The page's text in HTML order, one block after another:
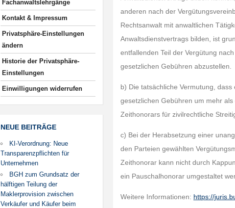
Fachanwaltslehrgänge
Kontakt & Impressum
Privatsphäre-Einstellungen
ändern
Historie der Privatsphäre-
Einstellungen
Einwilligungen widerrufen
NEUE BEITRÄGE
KI-Verordnung: Neue
Transparenzpflichten für
Unternehmen
BGH zum Grundsatz der
hälftigen Teilung der
Maklerprovision zwischen
Verkäufer und Käufer beim
anderen nach der
Rechtsanwalt mit anwaltlichen
Anwaltsdienstvertrags bilden, ist
entfallenden Teil der Vergütung
gesetzlichen Gebühren abzustellen.
b) Die tatsächliche Vermutung,
gesetzlichen Gebühren um mehr
Zeithonorars für zivilrechtliche
c) Bei der Herabsetzung einer
den Parteien gewählten
Zeithonorar kann nicht durch
ein Pauschalhonorar umgestaltet
Weitere Informationen: https://